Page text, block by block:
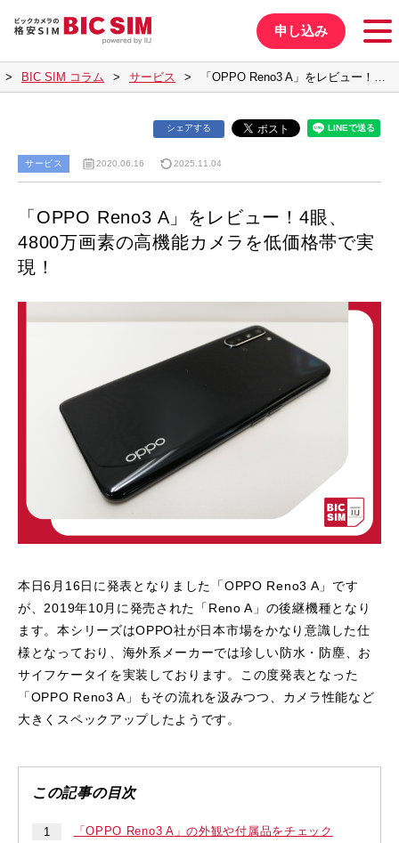
申し込み
BIC SIM コラム サービス 「OPPO Reno3 A」をレビュー！…
シェアする
サービス 2020.06.16 2025.11.04
「OPPO Reno3 A」をレビュー！4眼、
4800万画素の高機能カメラを低価格帯で実
現！
本日6月16日に発表となりました「OPPO Reno3 A」です
が、2019年10月に発売された「Reno A」の後継機種となり
ます。本シリーズはOPPO社が日本市場をかなり意識した仕
様となっており、海外系メーカーでは珍しい防水・防塵、お
サイフケータイを実装しております。この度発表となった
「OPPO Reno3 A」もその流れを汲みつつ、カメラ性能など
大きくスペックアップしたようです。
「OPPO Reno3 A」の外観や付属品をチェック